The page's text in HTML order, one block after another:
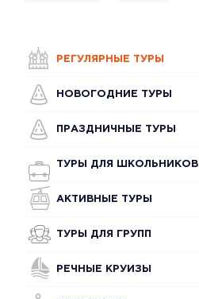
РЕГУЛЯРНЫЕ ТУРЫ
НОВОГОДНИЕ ТУРЫ
ПРАЗДНИЧНЫЕ ТУРЫ
ТУРЫ ДЛЯ ШКОЛЬНИКОВ
АКТИВНЫЕ ТУРЫ
ТУРЫ ДЛЯ ГРУПП
РЕЧНЫЕ КРУИЗЫ